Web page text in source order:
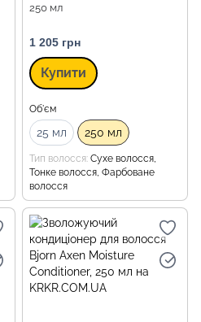
250 мл
1 205 грн
Купити
Об'єм
25 мл 250 мл
Тип волосся Сухе волосся,
Тонке волосся, Фарбоване
волосся